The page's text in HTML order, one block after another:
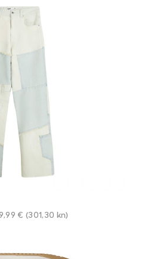
€ (301,30 kn)